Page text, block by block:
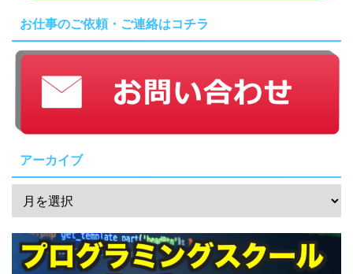
お仕事のご依頼・ご連絡はコチラ
アーカイブ